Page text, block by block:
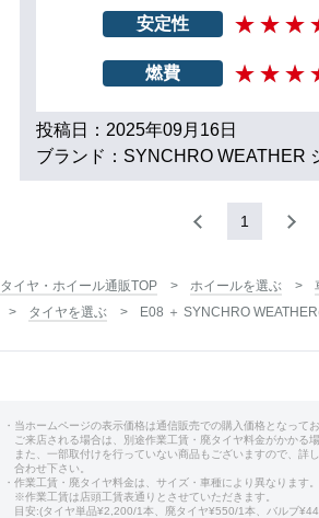
安定性
燃費
投稿日：2025年09月16日
ブランド：SYNCHRO WEATHER
1
タイヤ・ホイール通販TOP ホイールを選ぶ
タイヤを選ぶ
E08 ＋ SYNCHRO
・当ホームページの表示価格は通信販売での購入価格となってお
ご来店される場合は、別途作業工賃・廃タイヤ料金がかかる
また、一部取付けを行っていない商品もございますので、詳
合わせ下さい。
・作業工賃・廃タイヤ料金は、サイズ・車種により異なります。
※作業工賃は店頭工賃表通りとさせていただきます。
目安:(タイヤ単品¥2,200/1本、廃タイヤ¥550/1本、バルブ